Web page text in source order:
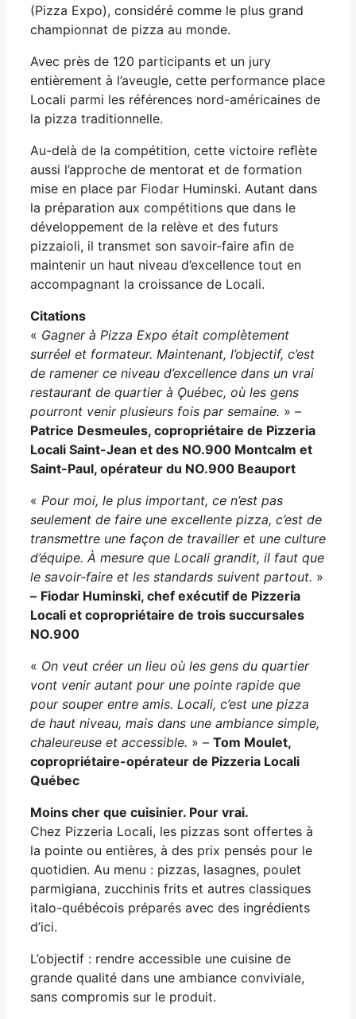
(Pizza Expo), considéré comme le plus grand
championnat de pizza au monde.
Avec près de 120 participants et un jury
entièrement à l’aveugle, cette performance place
Locali parmi les références nord-américaines de
la pizza traditionnelle.
Au-delà de la compétition, cette victoire reﬂète
aussi l’approche de mentorat et de formation
mise en place par Fiodar Huminski. Autant dans
la préparation aux compétitions que dans le
développement de la relève et des futurs
pizzaioli, il transmet son savoir-faire aﬁn de
maintenir un haut niveau d’excellence tout en
accompagnant la croissance de Locali.
Citations
« Gagner à Pizza Expo était complètement
surréel et formateur. Maintenant, l’objectif, c’est
de ramener ce niveau d’excellence dans un vrai
restaurant de quartier à Ǫuébec, où les gens
pourront venir plusieurs fois par semaine. » –
Patrice Desmeules, copropriétaire de Pizzeria
Locali Saint-Jean et des NO.900 Montcalm et
Saint-Paul, opérateur du NO.900 Beauport
« Pour moi, le plus important, ce n’est pas
seulement de faire une excellente pizza, c’est de
transmettre une façon de travailler et une culture
d’équipe. À mesure que Locali grandit, il faut que
le savoir-faire et les standards suivent partout. »
– Fiodar Huminski, chef exécutif de Pizzeria
Locali et copropriétaire de trois succursales
NO.900
« On veut créer un lieu où les gens du quartier
vont venir autant pour une pointe rapide que
pour souper entre amis. Locali, c’est une pizza
de haut niveau, mais dans une ambiance simple,
chaleureuse et accessible. » – Tom Moulet,
copropriétaire-opérateur de Pizzeria Locali
Québec
Moins cher que cuisinier. Pour vrai.
Chez Pizzeria Locali, les pizzas sont offertes à
la pointe ou entières, à des prix pensés pour le
quotidien. Au menu : pizzas, lasagnes, poulet
parmigiana, zucchinis frits et autres classiques
italo-québécois préparés avec des ingrédients
d’ici.
L’objectif : rendre accessible une cuisine de
grande qualité dans une ambiance conviviale,
sans compromis sur le produit.